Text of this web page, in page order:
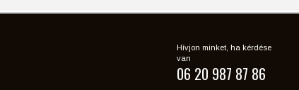
Hívjon minket, ha kérdése
van
06 20 987 87 86